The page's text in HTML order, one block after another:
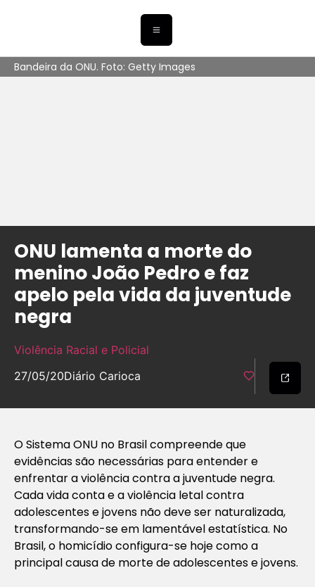
Bandeira da ONU. Foto: Getty Images
ONU lamenta a morte do
menino João Pedro e faz
apelo pela vida da juventude
negra
Violência Racial e Policial
27/05/20Diário Carioca
O Sistema ONU no Brasil compreende que
evidências são necessárias para entender e
enfrentar a violência contra a juventude negra.
Cada vida conta e a violência letal contra
adolescentes e jovens não deve ser naturalizada,
transformando-se em lamentável estatística. No
Brasil, o homicídio configura-se hoje como a
principal causa de morte de adolescentes e jovens.